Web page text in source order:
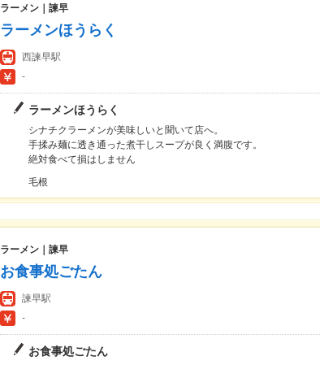
ラーメン｜諫早
ラーメンほうらく
西諫早駅
-
ラーメンほうらく
シナチクラーメンが美味しいと聞いて店へ。
手揉み麺に透き通った煮干しスープが良く満腹です。
絶対食べて損はしません
毛根
ラーメン｜諫早
お食事処ごたん
諫早駅
-
お食事処ごたん